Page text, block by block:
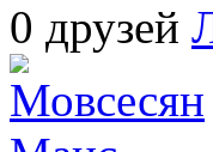
0 друзей